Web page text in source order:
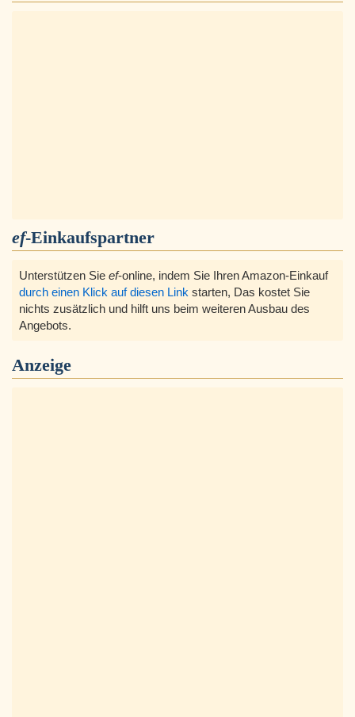
ef-Einkaufspartner
Unterstützen Sie ef-online, indem Sie Ihren Amazon-Einkauf
durch einen Klick auf diesen Link starten, Das kostet Sie
nichts zusätzlich und hilft uns beim weiteren Ausbau des
Angebots.
Anzeige